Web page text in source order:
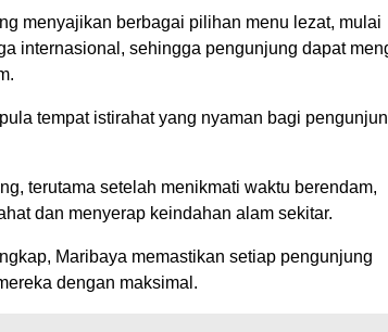
menyajikan berbagai pilihan menu lezat, mulai
internasional, sehingga pengunjung dapat
tempat istirahat yang nyaman bagi
terutama setelah menikmati waktu berendam,
dan menyerap keindahan alam sekitar.
Maribaya memastikan setiap pengunjung
dengan maksimal.